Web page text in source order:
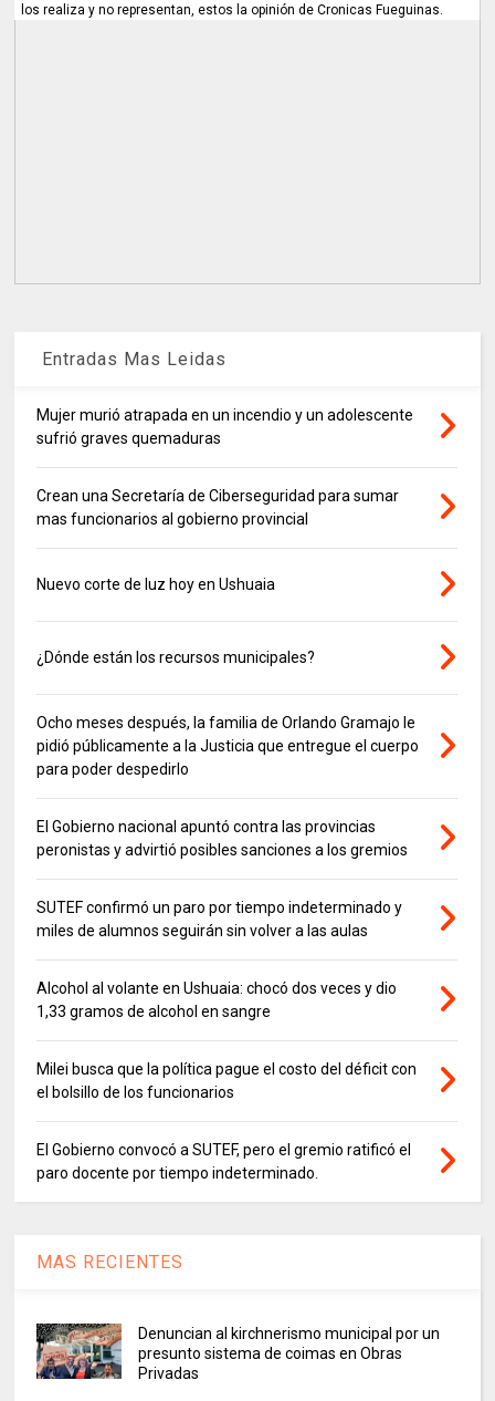
los realiza y no representan, estos la opinión de Cronicas Fueguinas.
Entradas Mas Leidas
Mujer murió atrapada en un incendio y un adolescente
sufrió graves quemaduras
Crean una Secretaría de Ciberseguridad para sumar
mas funcionarios al gobierno provincial
Nuevo corte de luz hoy en Ushuaia
¿Dónde están los recursos municipales?
Ocho meses después, la familia de Orlando Gramajo le
pidió públicamente a la Justicia que entregue el cuerpo
para poder despedirlo
El Gobierno nacional apuntó contra las provincias
peronistas y advirtió posibles sanciones a los gremios
SUTEF confirmó un paro por tiempo indeterminado y
miles de alumnos seguirán sin volver a las aulas
Alcohol al volante en Ushuaia: chocó dos veces y dio
1,33 gramos de alcohol en sangre
Milei busca que la política pague el costo del déficit con
el bolsillo de los funcionarios
El Gobierno convocó a SUTEF, pero el gremio ratificó el
paro docente por tiempo indeterminado.
MAS RECIENTES
Denuncian al kirchnerismo municipal por un
presunto sistema de coimas en Obras
Privadas